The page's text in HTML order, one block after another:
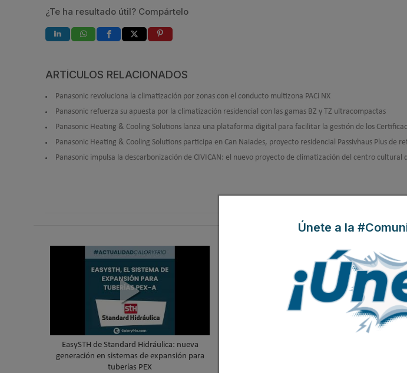
¿Te ha resultado útil? Compártelo
ARTÍCULOS RELACIONADOS
Panasonic revoluciona la climatización por zonas con el conducto multizona PACi NX
Panasonic refuerza su apuesta por la climatización residencial con las gamas BZ y TZ ultracompactas
Panasonic Heating & Cooling Solutions lanza una plataforma digital para facilitar la gestión de los
Panasonic Heating & Cooling Solutions participa en Can Naiades, proyecto residencial Passivhaus Plus de
Panasonic impulsa la descarbonización de CIVICAN: el nuevo proyecto de climatización del centro cultural
EasySTH de Standard Hidráulica: nueva
generación en sistemas de expansión para
tuberías PEX
Únete a la